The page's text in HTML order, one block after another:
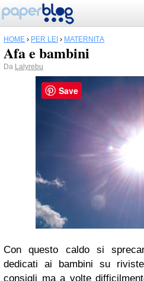
HOME › PER LEI › MATERNITÀ
Afa e bambini
Da Lalyrebu
Con questo caldo si
dedicati ai bambini su
consigli ma a volte
Save